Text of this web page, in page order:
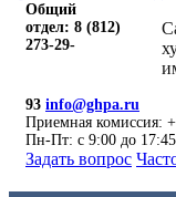
Общий
отдел: 8 (812)
273-29-
93 info@ghpa.ru
Приемная комиссия:
Пн-Пт: с 9:00 до 17:45
Задать вопрос